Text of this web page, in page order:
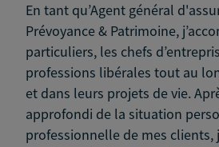
En tant qu’Agent général
Prévoyance & Patrimoine,
particuliers, les chefs
professions libérales tout au
et dans leurs projets de vie.
approfondi de la situation
professionnelle de mes clients,